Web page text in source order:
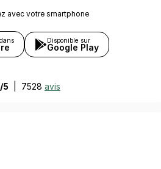
avec votre smartphone
Disponible sur
Google Play
5 7528 avis